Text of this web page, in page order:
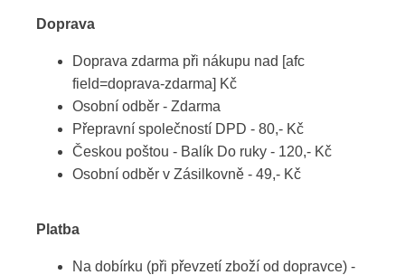
Doprava
Doprava zdarma při nákupu nad [afc
field=doprava-zdarma] Kč
Osobní odběr - Zdarma
Přepravní společností DPD - 80,- Kč
Českou poštou - Balík Do ruky - 120,- Kč
Osobní odběr v Zásilkovně - 49,- Kč
Platba
Na dobírku (při převzetí zboží od dopravce) -